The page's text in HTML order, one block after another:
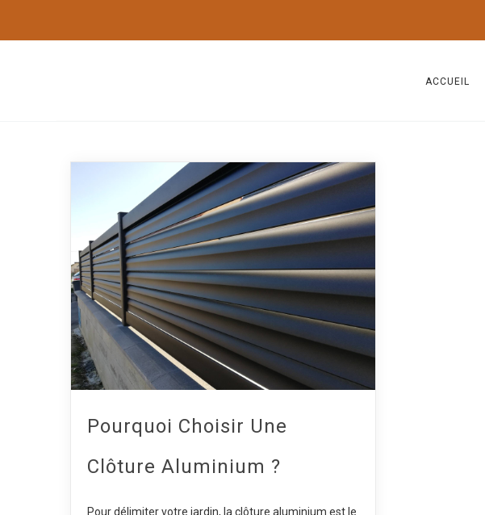
ACCUEIL
Pourquoi Choisir Une
Clôture Aluminium ?
Pour délimiter votre jardin, la clôture aluminium est le